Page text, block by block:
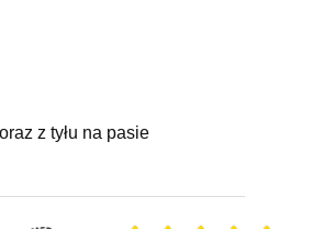
z tyłu na pasie